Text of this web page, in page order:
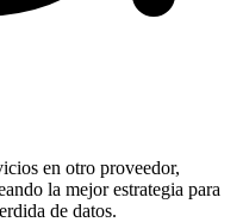
en otro proveedor,
la mejor estrategia para
de datos.